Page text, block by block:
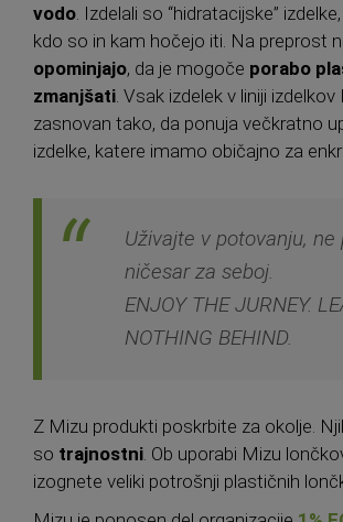
vodo . Izdelali so “hidratacijske”
kdo so in kam hočejo iti. Na preprost
opominjajo, da je mogoče porabo
zmanjšati . Vsak izdelek v liniji izdelkov
zasnovan tako, da ponuja večkratno
izdelke, katere imamo običajno za
Uživajte v potovanju, ne
ničesar za seboj.
ENJOY THE JURNEY.
NOTHING BEHIND.
Z Mizu produkti poskrbite za okolje.
so trajnostni. Ob uporabi Mizu
izognete veliki potrošnji plastičnih